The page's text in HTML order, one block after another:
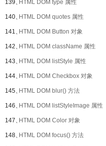
139、HTML DOM type 属性
140、HTML DOM quotes 属性
141、HTML DOM Button 对象
142、HTML DOM className 属性
143、HTML DOM listStyle 属性
144、HTML DOM Checkbox 对象
145、HTML DOM blur() 方法
146、HTML DOM listStyleImage 属性
147、HTML DOM Color 对象
148、HTML DOM focus() 方法